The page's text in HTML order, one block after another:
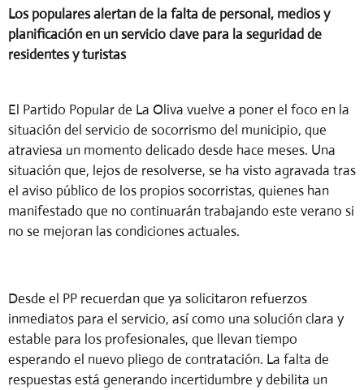
Los populares alertan de la falta de personal, medios y
planificación en un servicio clave para la seguridad de
residentes y turistas
El Partido Popular de La Oliva vuelve a poner el foco en la
situación del servicio de socorrismo del municipio, que
atraviesa un momento delicado desde hace meses. Una
situación que, lejos de resolverse, se ha visto agravada tras
el aviso público de los propios socorristas, quienes han
manifestado que no continuarán trabajando este verano si
no se mejoran las condiciones actuales.
Desde el PP recuerdan que ya solicitaron refuerzos
inmediatos para el servicio, así como una solución clara y
estable para los profesionales, que llevan tiempo
esperando el nuevo pliego de contratación. La falta de
respuestas está generando incertidumbre y debilita un